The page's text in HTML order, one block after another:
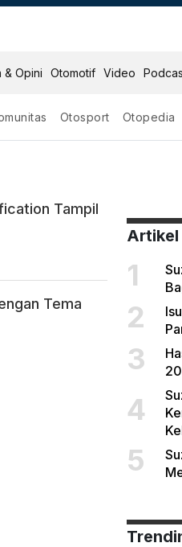
& Opini Otomotif Video
Otosport Otopedia
Tampil
Tema
Artikel
1
2
3
4
5